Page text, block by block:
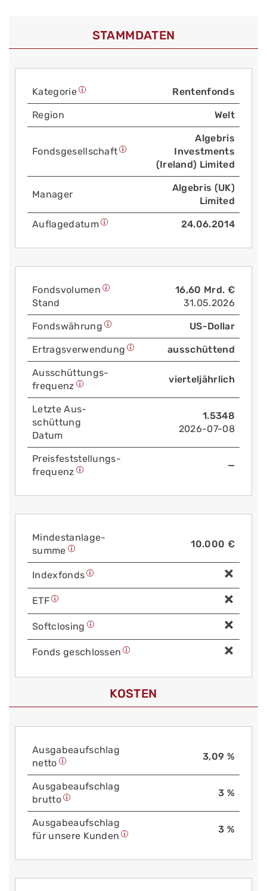
STAMMDATEN
Kategorie Rentenfonds
Region Welt
Fonds­gesellschaft
Algebris
Investments
(Ireland) Limited
Manager
Algebris (UK)
Limited
Auflage­datum 24.06.2014
Fonds­volumen
Stand
16,60 Mrd. €
31.05.2026
Fonds­währung US-Dollar
Ertrags­verwendung ausschüttend
Aus­schüttungs­
frequenz
vierteljährlich
Letzte Aus­
schüttung
Datum
1.5348
2026-07-08
Preis­fest­stellungs­
frequenz
—
Mindest­anlage­
summe
10.000 €
Index­fonds
ETF
Soft­closing
Fonds geschlossen
KOSTEN
Aus­gabe­auf­schlag
netto
3,09 %
Aus­gabe­auf­schlag
brutto
3 %
Aus­gabe­auf­schlag
für unsere Kunden
3 %